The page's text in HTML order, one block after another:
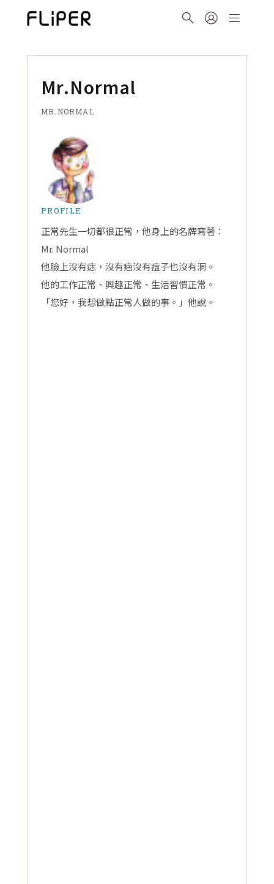
Mr.Normal
MR.NORMAL
PROFILE
正常先生一切都很正常，他身上的名牌寫著：
Mr. Normal
他臉上沒有痣，沒有疤沒有痘子也沒有洞。
他的工作正常、興趣正常、生活習慣正常。
「您好，我想做點正常人做的事。」他說。